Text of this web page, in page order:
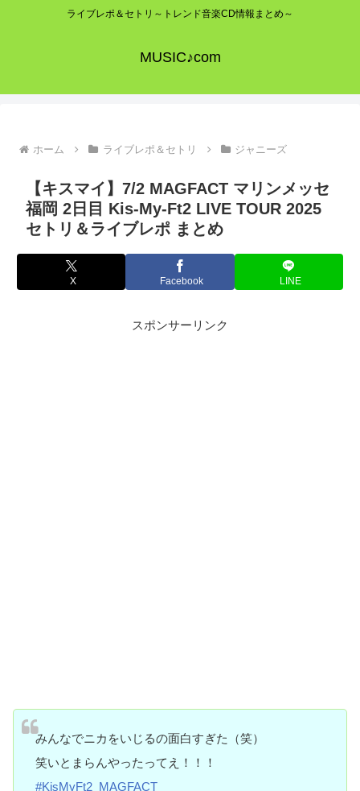
ライブレポ＆セトリ～トレンド音楽CD情報まとめ～
MUSIC♪com
ホーム ライブレポ＆セトリ ジャニーズ
【キスマイ】7/2 MAGFACT マリンメッセ
福岡 2日目 Kis-My-Ft2 LIVE TOUR 2025
セトリ＆ライブレポ まとめ
X Facebook LINE
スポンサーリンク
みんなでニカをいじるの面白すぎた（笑）
笑いとまらんやったってえ！！！
#KisMyFt2_MAGFACT